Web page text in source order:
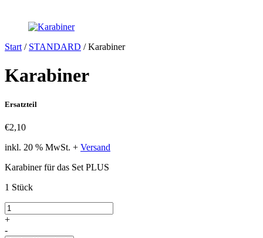
Start / STANDARD / Karabiner
Karabiner
Ersatzteil
€2,10
inkl. 20 % MwSt. + Versand
Karabiner für das Set PLUS
1 Stück
Karabiner
Menge
+
-